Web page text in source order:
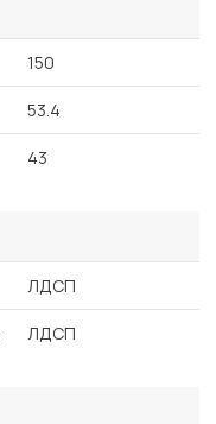
150
53.4
43
ЛДСП
ЛДСП